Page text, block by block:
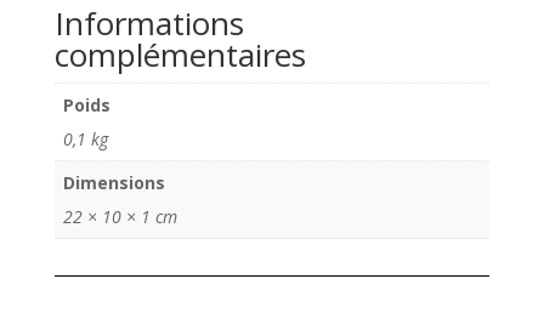
gamme
1965
Dodge
Plymouth
Informations
complémentaires
Poids
0,1 kg
Dimensions
22 × 10 × 1 cm